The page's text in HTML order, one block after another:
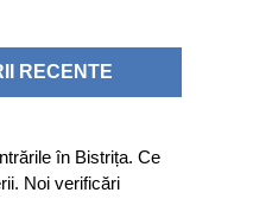
RECENTE
în Bistrița. Ce
Noi verificări